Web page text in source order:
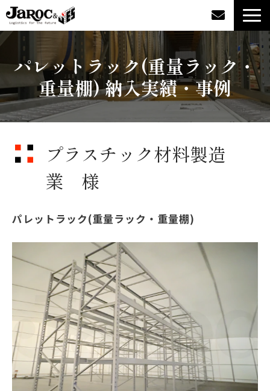
製品情報
企業情報
カタログダウンロード
ジャロックコラム
採用情報
オンラインショップ
パレットラック(重量ラック・
重量棚) 納入実績・事例
プラスチック材料製造
業 様
パレットラック(重量ラック・重量棚)